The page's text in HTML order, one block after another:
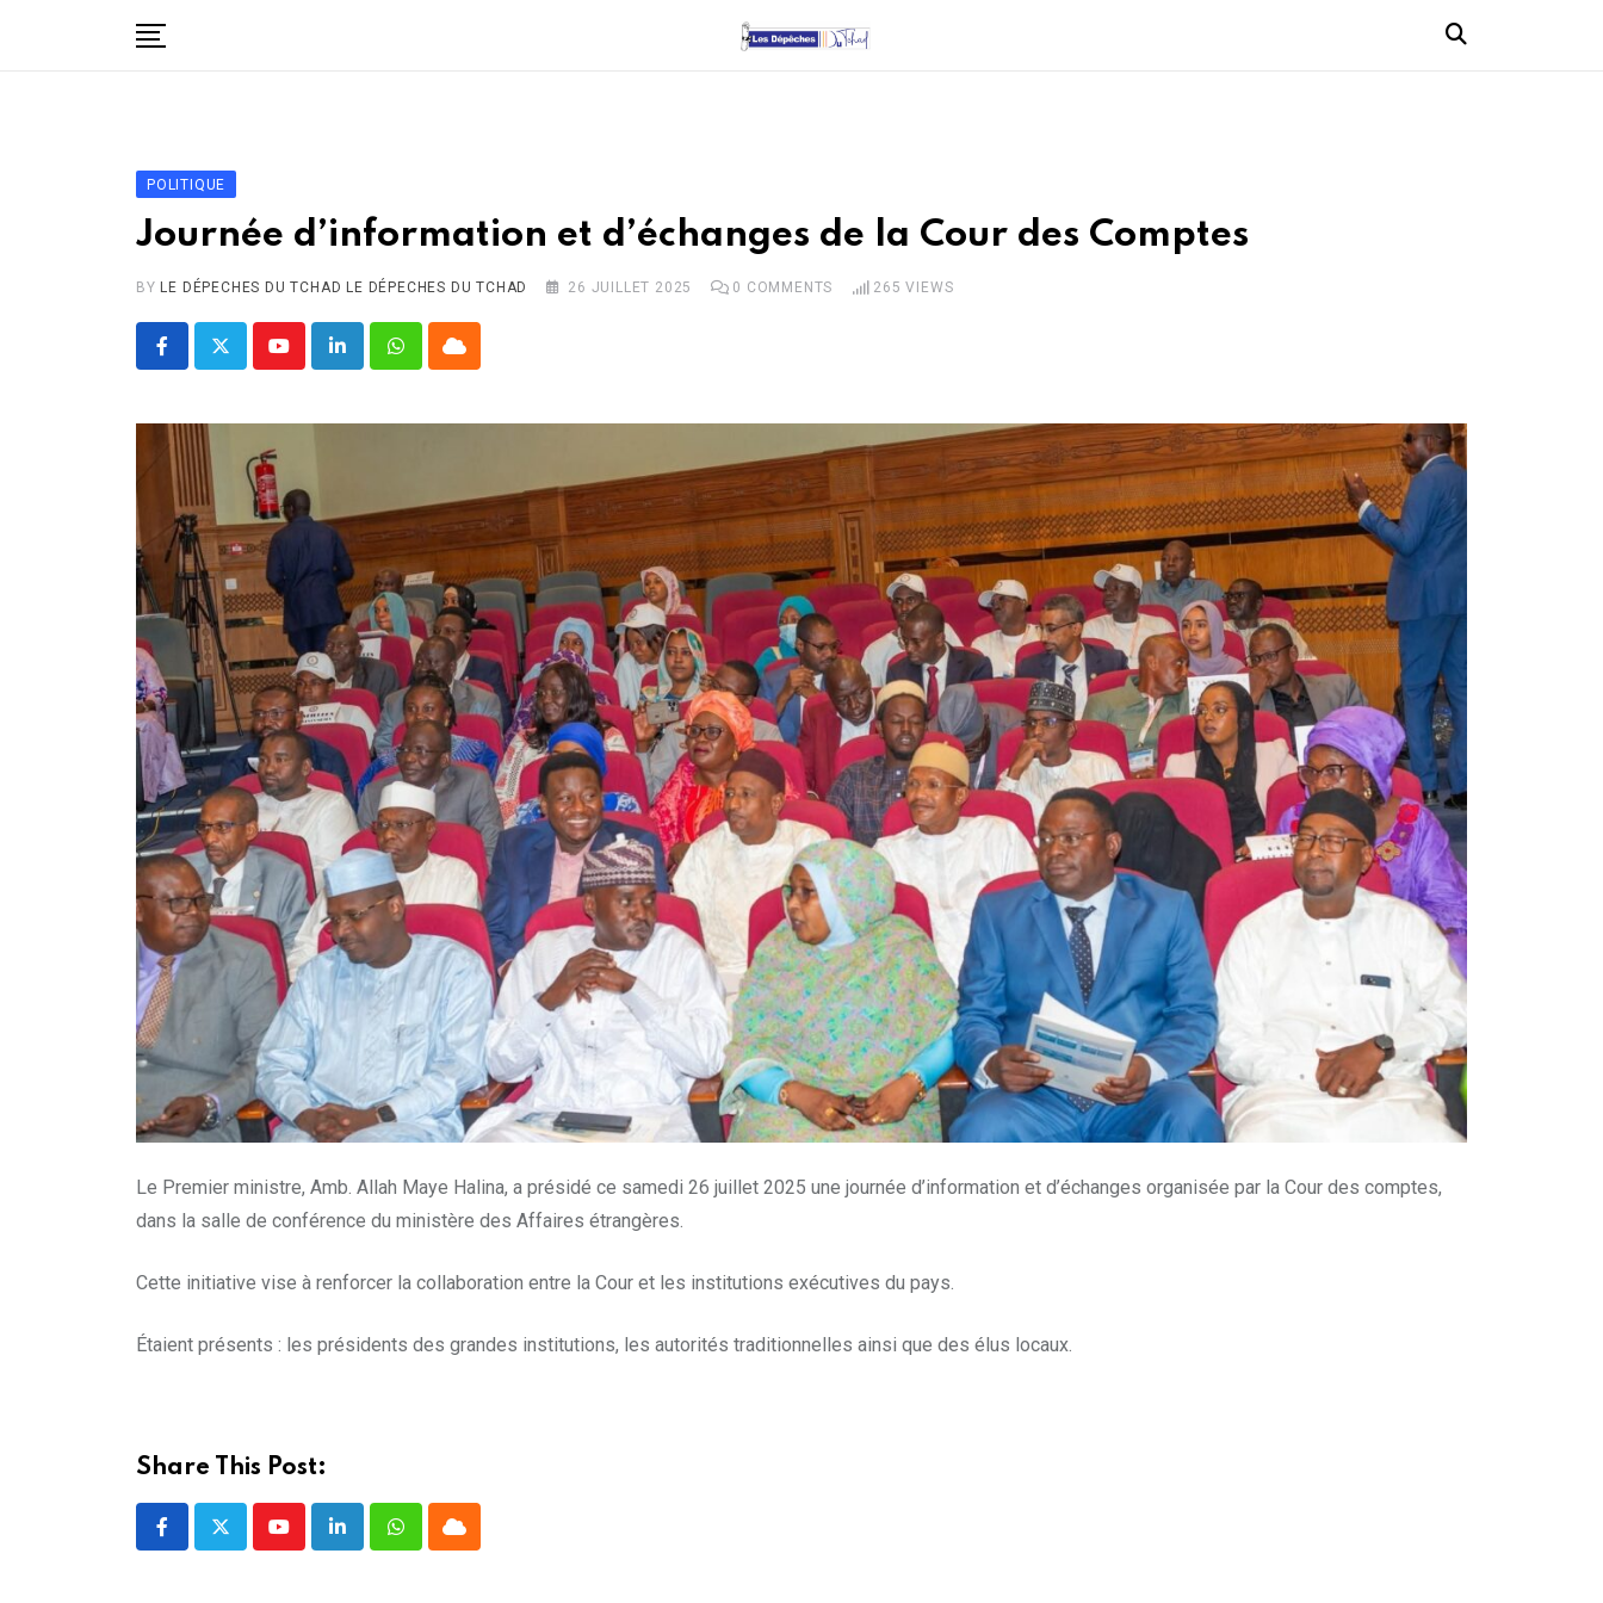
Économie
Santé
Afrique
À propos
Contact
POLITIQUE
Journée d’information et d’échanges de la Cour des Comptes
BY LE DÉPECHES DU TCHAD LE DÉPECHES DU TCHAD 26 JUILLET 2025 0 COMMENTS 265 VIEWS
YoutubeLinkedInWhatsappCloud
Le Premier ministre, Amb. Allah Maye Halina, a présidé ce samedi 26 juillet 2025 une journée d’information et d’échanges organisée par la Cour des comptes,
dans la salle de conférence du ministère des Affaires étrangères.
Cette initiative vise à renforcer la collaboration entre la Cour et les institutions exécutives du pays.
Étaient présents : les présidents des grandes institutions, les autorités traditionnelles ainsi que des élus locaux.
Share This Post:
YoutubeLinkedInWhatsappCloud